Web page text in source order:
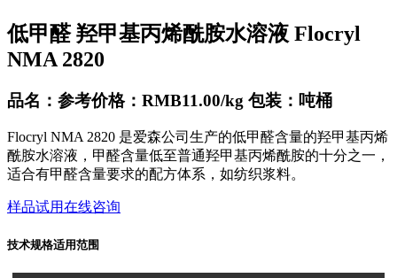
低甲醛 羟甲基丙烯酰胺水溶液 Flocryl
NMA 2820
品名：参考价格：RMB11.00/kg 包装：吨桶
Flocryl NMA 2820 是爱森公司生产的低甲醛含量的羟甲基丙烯
酰胺水溶液，甲醛含量低至普通羟甲基丙烯酰胺的十分之一，
适合有甲醛含量要求的配方体系，如纺织浆料。
样品试用在线咨询
技术规格适用范围